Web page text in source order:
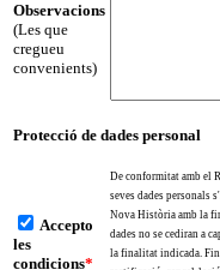
Observacions
(Les que
cregueu
convenients)
Protecció de dades personal
Accepto
les
condicions*
De conformitat amb el
seves dades personals
Nova Història amb la
dades no se cediran a
la finalitat indicada.